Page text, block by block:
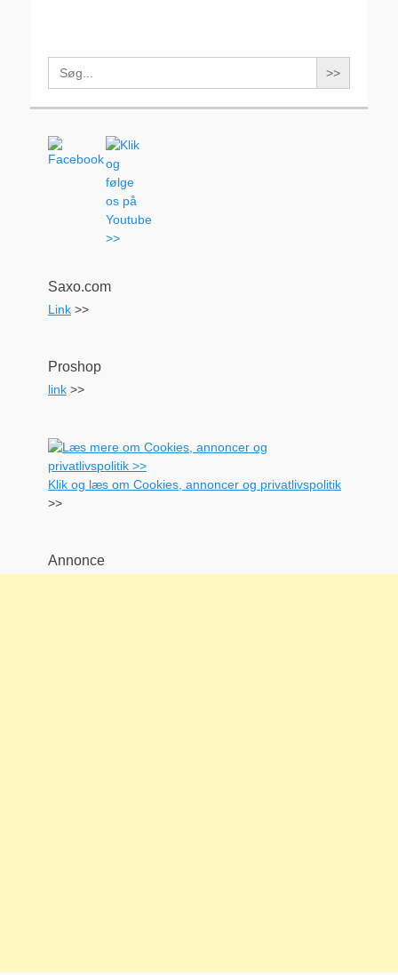
Search
for:
Saxo.com
Link >>
Proshop
link >>
Klik og læs om Cookies, annoncer og privatlivspolitik
>>
Annonce